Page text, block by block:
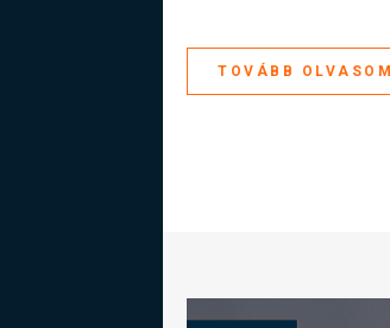
TOVÁBB OLVASOM